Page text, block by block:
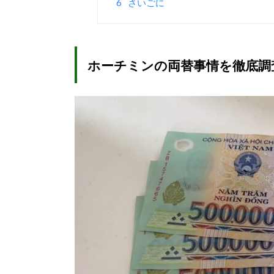
6 さいごに
ホーチミンの両替事情を徹底